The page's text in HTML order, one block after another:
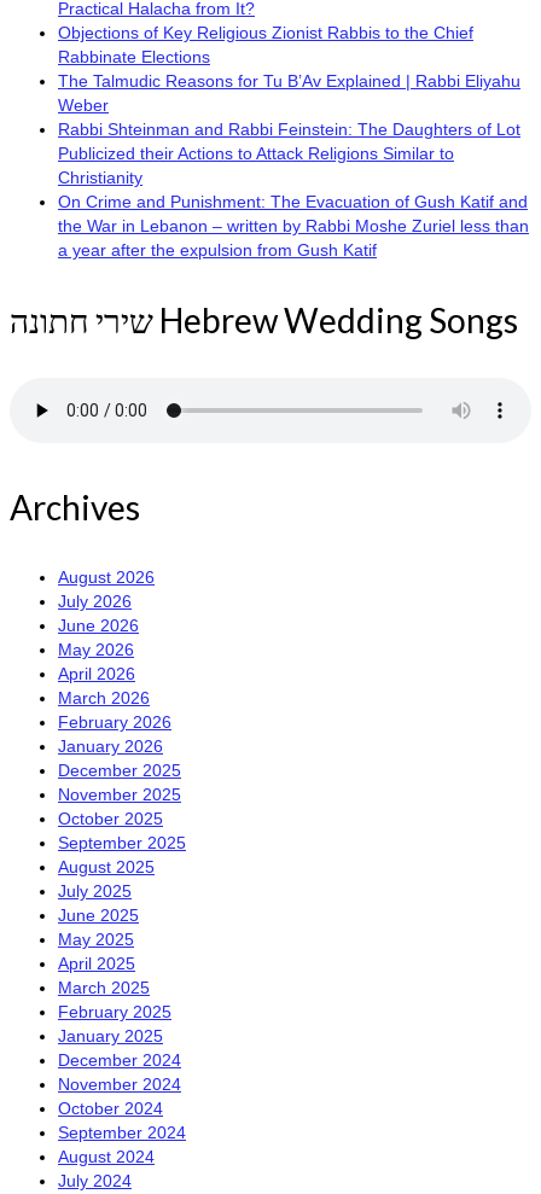
Practical Halacha from It?
Objections of Key Religious Zionist Rabbis to the Chief
Rabbinate Elections
The Talmudic Reasons for Tu B’Av Explained | Rabbi Eliyahu
Weber
Rabbi Shteinman and Rabbi Feinstein: The Daughters of Lot
Publicized their Actions to Attack Religions Similar to
Christianity
On Crime and Punishment: The Evacuation of Gush Katif and
the War in Lebanon – written by Rabbi Moshe Zuriel less than
a year after the expulsion from Gush Katif
שירי חתונה Hebrew Wedding Songs
Archives
August 2026
July 2026
June 2026
May 2026
April 2026
March 2026
February 2026
January 2026
December 2025
November 2025
October 2025
September 2025
August 2025
July 2025
June 2025
May 2025
April 2025
March 2025
February 2025
January 2025
December 2024
November 2024
October 2024
September 2024
August 2024
July 2024